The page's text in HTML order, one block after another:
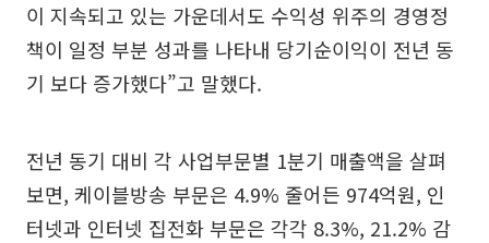
이 지속되고 있는 가운데서도 수익성 위주의 경영정
책이 일정 부분 성과를 나타내 당기순이익이 전년 동
기 보다 증가했다”고 말했다.
전년 동기 대비 각 사업부문별 1분기 매출액을 살펴
보면, 케이블방송 부문은 4.9% 줄어든 974억원, 인
터넷과 인터넷 집전화 부문은 각각 8.3%, 21.2% 감